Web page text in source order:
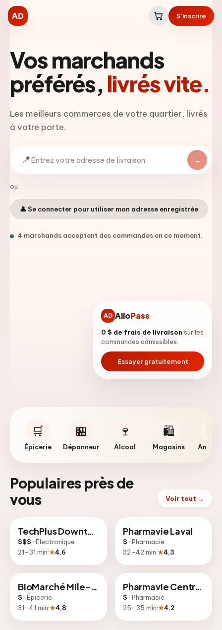
AD S'inscrire
Vos marchands
préférés, livrés vite.
Les meilleurs commerces de votre quartier, livrés
à votre porte.
📍 →
ou
👤 Se connecter pour utiliser mon adresse enregistrée
4 marchands acceptent des commandes en ce moment.
AD AlloPass
0 $ de frais de livraison sur les
commandes admissibles.
Essayer gratuitement
🛒
Épicerie
🏪
Dépanneur
🍷
Alcool
🛍️
Magasins
Populaires près de
vous
Voir tout →
TechPlus Downtown
$$$ · Électronique
21–31 min·★4,6
Pharmavie Laval
$ · Pharmacie
32–42 min·★4,3
BioMarché Mile-End
$ · Épicerie
31–41 min·★4,8
Pharmavie Centre-Ville
$ · Pharmacie
25–35 min·★4,2